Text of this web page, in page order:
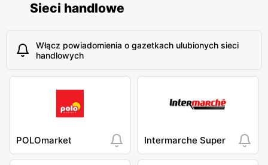
Sieci handlowe
Włącz powiadomienia o gazetkach ulubionych sieci
handlowych
POLOmarket Intermarche Super